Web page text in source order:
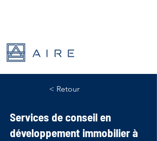
< Retour
Services de conseil en
développement immobilier à